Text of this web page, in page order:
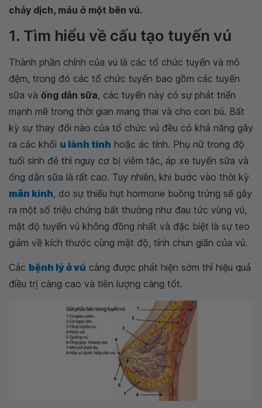
chảy dịch, máu ở một bên vú.
1. Tìm hiểu về cấu tạo tuyến vú
Thành phần chính của vú là các tổ chức tuyến và mô
đệm, trong đó các tổ chức tuyến bao gồm các tuyến
sữa và ống dẫn sữa, các tuyến này có sự phát triển
mạnh mẽ trong thời gian mang thai và cho con bú. Bất
kỳ sự thay đổi nào của tổ chức vú đều có khả năng gây
ra các khối u lành tính hoặc ác tính. Phụ nữ trong độ
tuổi sinh đẻ thì nguy cơ bị viêm tắc, áp xe tuyến sữa và
ống dẫn sữa là rất cao. Tuy nhiên, khi bước vào thời kỳ
mãn kinh, do sự thiếu hụt hormone buồng trứng sẽ gây
ra một số triệu chứng bất thường như đau tức vùng vú,
mật độ tuyến vú không đồng nhất và đặc biệt là sự teo
giảm về kích thước cùng mật độ, tính chun giãn của vú.
Các bệnh lý ở vú càng được phát hiện sớm thì hiệu quả
điều trị càng cao và tiên lượng càng tốt.